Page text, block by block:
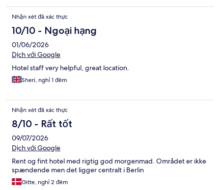
Nhận xét đã xác thực
10/10 - Ngoại hạng
01/06/2026
Dịch với Google
Hotel staff very helpful, great location.
Sheri, nghỉ 1 đêm
Nhận xét đã xác thực
8/10 - Rất tốt
09/07/2026
Dịch với Google
Rent og fint hotel med rigtig god morgenmad. Området er ikke
spændende men det ligger centralt i Berlin
Gitte, nghỉ 2 đêm